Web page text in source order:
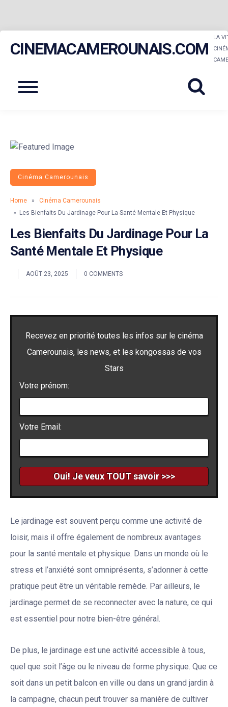
CINEMACAMEROUNAIS.COM
LA
Menu
Cinéma Camerounais
Home »
Cinéma Camerounais
» Les Bienfaits Du Jardinage Pour La Santé Mentale Et Physique
Les Bienfaits Du Jardinage Pour La
Santé Mentale Et Physique
AOÛT 23, 2025 0 COMMENTS
Recevez en priorité toutes les infos sur le cinéma
Camerounais, les news, et les kongossas de vos
Stars
Votre prénom:
Votre Email:
Le jardinage est souvent perçu comme une activité de
loisir, mais il offre également de nombreux avantages
pour la santé mentale et physique. Dans un monde où le
stress et l’anxiété sont omniprésents, s’adonner à cette
pratique peut être un véritable remède. Par ailleurs, le
jardinage permet de se reconnecter avec la nature, ce qui
est essentiel pour notre bien-être général.
De plus, le jardinage est une activité accessible à tous,
quel que soit l’âge ou le niveau de forme physique. Que ce
soit dans un petit balcon en ville ou dans un grand jardin à
la campagne, chacun peut trouver sa manière de cultiver